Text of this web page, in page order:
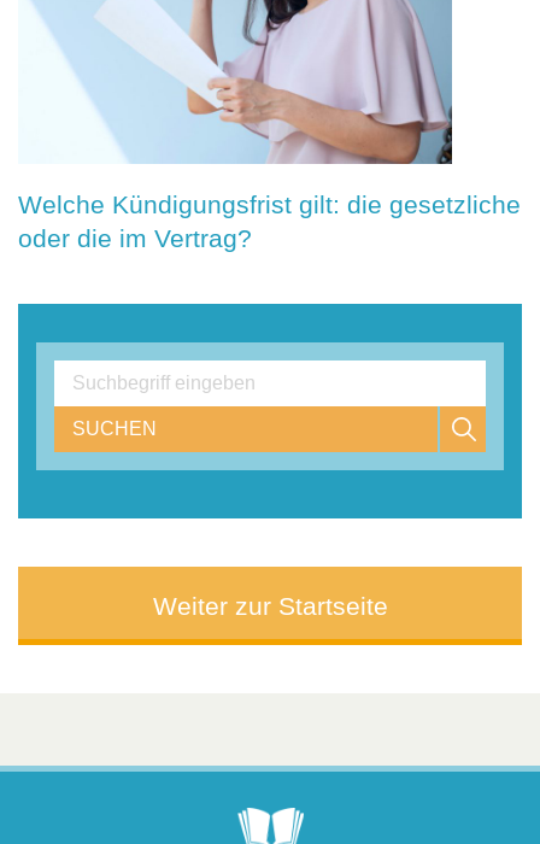
Welche Kündigungsfrist gilt: die gesetzliche
oder die im Vertrag?
SUCHEN
Weiter zur Startseite